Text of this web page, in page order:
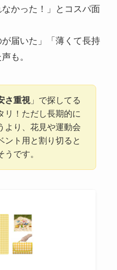
なかった！」とコスパ面
届いた」「薄くて長持
も。
さ重視」で探してる
リ！ただし長期的に
より、花見や運動会
ント用と割り切ると
です。